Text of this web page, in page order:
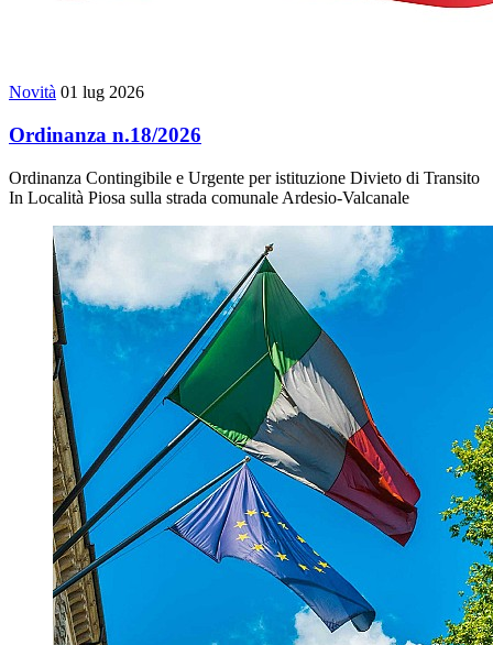
Novità 01 lug 2026
Ordinanza n.18/2026
Ordinanza Contingibile e Urgente per istituzione Divieto di Transito
In Località Piosa sulla strada comunale Ardesio-Valcanale